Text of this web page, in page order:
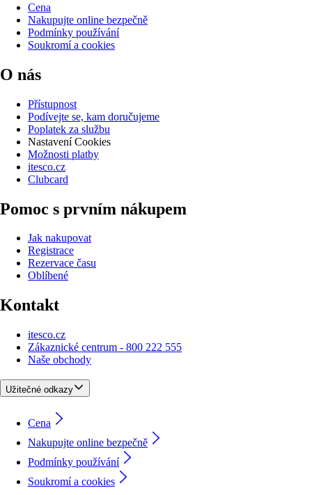
Cena
Nakupujte online bezpečně
Podmínky používání
Soukromí a cookies
O nás
Přístupnost
Podívejte se, kam doručujeme
Poplatek za službu
Nastavení Cookies
Možnosti platby
itesco.cz
Clubcard
Pomoc s prvním nákupem
Jak nakupovat
Registrace
Rezervace času
Oblíbené
Kontakt
itesco.cz
Zákaznické centrum - 800 222 555
Naše obchody
Užitečné odkazy
Cena
Nakupujte online bezpečně
Podmínky používání
Soukromí a cookies